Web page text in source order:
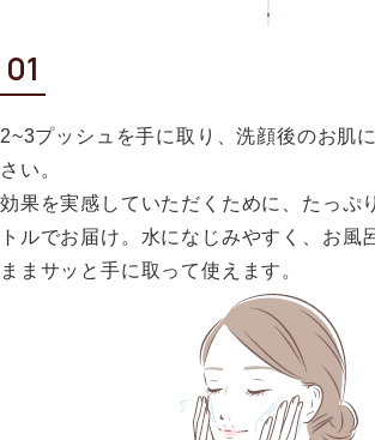
2~3プッシュを手に取り、洗顔後のお肌
さい。
効果を実感していただくために、たっぷ
トルでお届け。水になじみやすく、お風
ままサッと手に取って使えます。